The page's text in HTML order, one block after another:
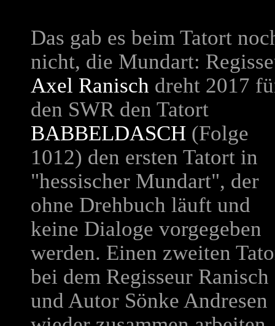
Das gab es beim Tatort
nicht, die Mundart:
Axel Ranisch dreht 2017
den SWR den Tatort
BABBELDASCH (Folge
1012) den ersten Tatort in
"hessischer Mundart", der
ohne Drehbuch läuft und
keine Dialoge vorgegeben
werden. Einen zweiten
bei dem Regisseur Ranisch
und Autor Sönke Andresen